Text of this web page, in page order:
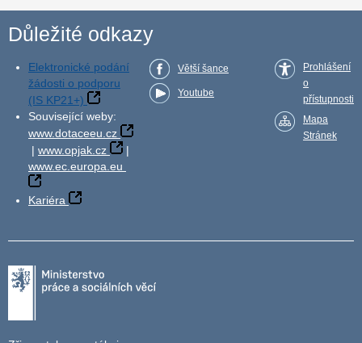
Důležité odkazy
Elektronické podání
žádosti o podporu
(IS KP21+)
Související weby:
www.dotaceeu.cz
| www.opjak.cz
|
www.ec.europa.eu
Kariéra
Větší šance
Youtube
Prohlášení
o
přístupnosti
Mapa
Stránek